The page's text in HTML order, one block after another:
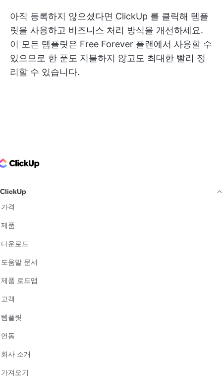
아직 등록하지 않으셨다면 ClickUp 를 클릭해 템플
릿을 사용하고 비즈니스 처리 방식을 개선하세요.
이 모든 템플릿은 Free Forever 플랜에서 사용할 수
있으므로 한 푼도 지불하지 않고도 최대한 빨리 정
리할 수 있습니다.
Logo
ClickUp
가격
제품
다운로드
도움말 문서
제품 로드맵
고객
템플릿
연동
회사 소개
가져오기